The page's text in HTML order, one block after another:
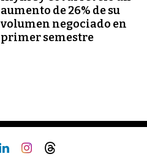
aumento de 26% de su
volumen negociado en
primer semestre